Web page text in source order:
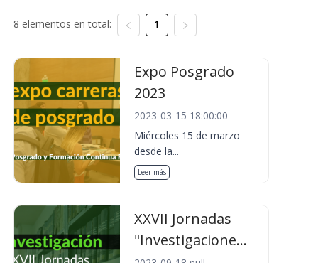
8 elementos en total: 1
Expo Posgrado
2023
2023-03-15 18:00:00
Miércoles 15 de marzo
desde la...
Leer más
XXVII Jornadas
"Investigacione...